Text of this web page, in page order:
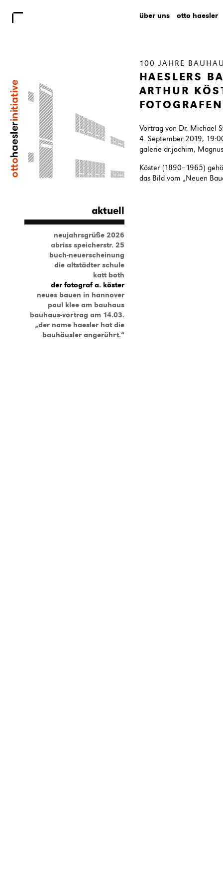
aktuell
neujahrsgrüße 2026
abriss speicherstr. 25
buch-neuerscheinung
die altstädter schule
katt both
der fotograf a. köster
neues bauen in hannover
paul klee am bauhaus
bauhaus-vortrag am 14.03.
„der name haesler hat die
bauhäusler angerührt.“
über uns otto haesler
100 JAHRE
HAESLERS
ARTHUR
Vortrag von Dr. Michael
4. September 2019,
galerie dr.jochim,
Köster (1890–1965)
das Bild vom „Neuen